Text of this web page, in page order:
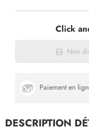
Click
Non
Paiement en
DESCRIPTION